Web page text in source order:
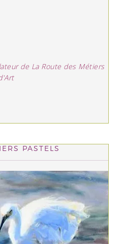
de La Route des Métiers
PASTELS